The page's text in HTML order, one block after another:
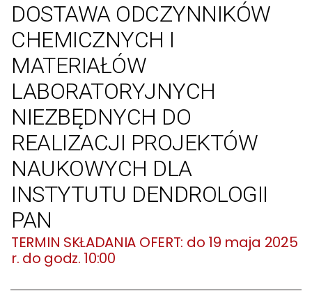
DOSTAWA ODCZYNNIKÓW
CHEMICZNYCH I
MATERIAŁÓW
LABORATORYJNYCH
NIEZBĘDNYCH DO
REALIZACJI PROJEKTÓW
NAUKOWYCH DLA
INSTYTUTU DENDROLOGII
PAN
do 19 maja 2025
r. do godz. 10:00